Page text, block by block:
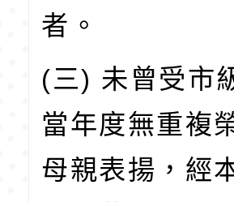
者。
(三) 未曾受市
當年度無重複
母親表揚，經